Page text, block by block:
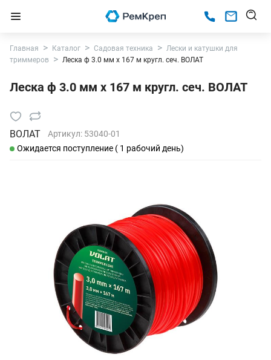
Главная Каталог Садовая техника
Лески и катушки для
триммеров
Леска ф 3.0 мм х 167 м кругл. сеч. ВОЛАТ
Леска ф 3.0 мм х 167 м кругл. сеч. ВОЛАТ
ВОЛАТ Артикул: 53040-01
Ожидается поступление ( 1 рабочий день)